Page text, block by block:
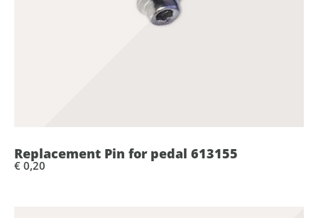
Replacement Pin for pedal 613155
€ 0,20